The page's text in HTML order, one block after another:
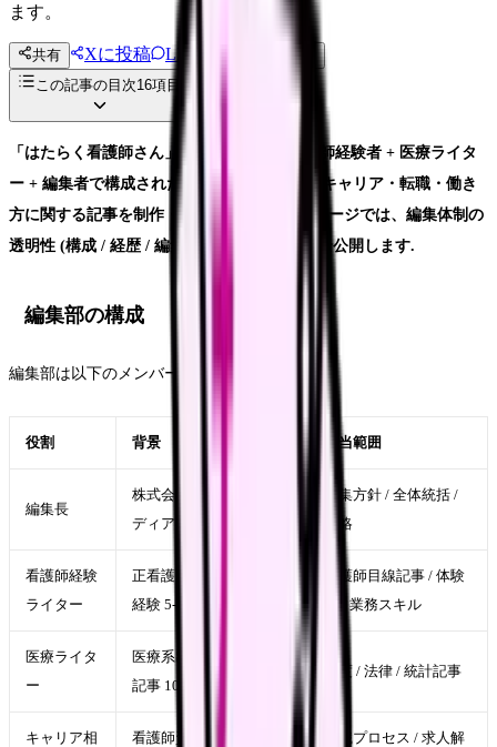
ます。
共有 Xに投稿 LINE
投稿文コピー
この記事の目次16項目
「はたらく看護師さん」コラムは、現役看護師経験者 + 医療ライタ
ー + 編集者で構成された編集部が、看護師のキャリア・転職・働き
方に関する記事を制作・公開しています. 本ページでは、編集体制の
透明性 (構成 / 経歴 / 編集方針 / 監修体制) を全公開します.
編集部の構成
編集部は以下のメンバーで構成されています.
役割 背景 担当範囲
編集長
株式会社 GXO 代表 / メ
ディア運営 10 年
編集方針 / 全体統括 /
戦略
看護師経験
ライター
正看護師資格保有 / 病棟
経験 5-15 年
看護師目線記事 / 体験
談 / 業務スキル
医療ライタ
ー
医療系出版社経験 / 医療
記事 100 本以上
制度 / 法律 / 統計記事
キャリア相
看護師資格保有 / 転職エ
転職プロセス / 求人解